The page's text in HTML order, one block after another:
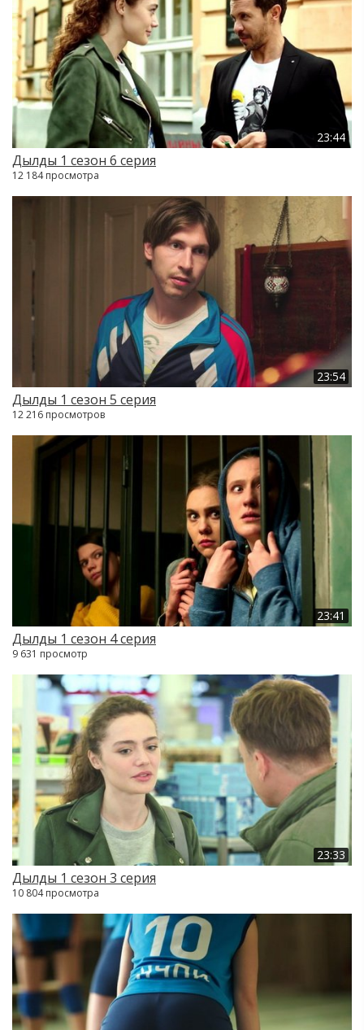
23:44
Дылды 1 сезон 6 серия
12 184 просмотра
23:54
Дылды 1 сезон 5 серия
12 216 просмотров
23:41
Дылды 1 сезон 4 серия
9 631 просмотр
23:33
Дылды 1 сезон 3 серия
10 804 просмотра